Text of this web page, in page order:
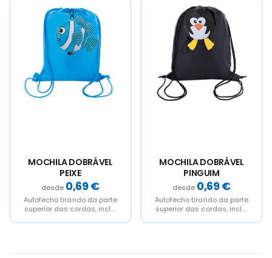
animais.Quando não...
MOCHILA DOBRÁVEL
PEIXE
0,69€
Autofecho tirando da parte
superior das cordas, inclui
MOCHILA DOBRÁVEL
PINGUIM
0,69€
Autofecho tirando da parte
superior das cordas, inclui